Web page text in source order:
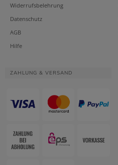
Widerrufsbelehrung
Datenschutz
AGB
Hilfe
ZAHLUNG & VERSAND